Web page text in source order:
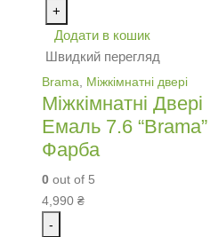
+
Додати в кошик
Швидкий перегляд
Brama Міжкімнатні двері
Міжкімнатні Двері
Емаль 7.6 “Brama”
Фарба
0 out of 5
4,990 ₴
-